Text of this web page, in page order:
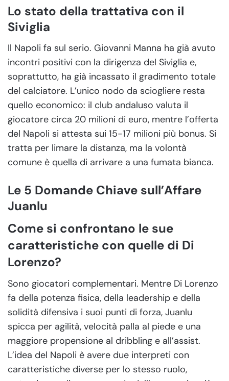
Lo stato della trattativa con il
Siviglia
Il Napoli fa sul serio. Giovanni Manna ha già avuto
incontri positivi con la dirigenza del Siviglia e,
soprattutto, ha già incassato il gradimento totale
del calciatore. L’unico nodo da sciogliere resta
quello economico: il club andaluso valuta il
giocatore circa 20 milioni di euro, mentre l’offerta
del Napoli si attesta sui 15-17 milioni più bonus. Si
tratta per limare la distanza, ma la volontà
comune è quella di arrivare a una fumata bianca.
Le 5 Domande Chiave sull’Affare
Juanlu
Come si confrontano le sue
caratteristiche con quelle di Di
Lorenzo?
Sono giocatori complementari. Mentre Di Lorenzo
fa della potenza fisica, della leadership e della
solidità difensiva i suoi punti di forza, Juanlu
spicca per agilità, velocità palla al piede e una
maggiore propensione al dribbling e all’assist.
L’idea del Napoli è avere due interpreti con
caratteristiche diverse per lo stesso ruolo,